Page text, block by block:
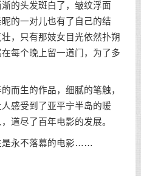
的头发斑白了，皱纹浮面
的一对儿也有了自己的结
，只有那妓女目光依然扑朔
每个晚上留一道门，为了多
生的作品，细腻的笔触，
感受到了亚平宁半岛的暖
道尽了百年电影的发展。
永不落幕的电影……